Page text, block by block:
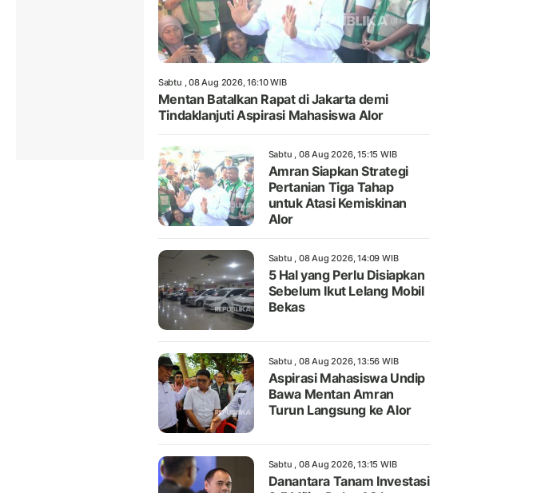
Sabtu , 08 Aug 2026, 16:10 WIB
Mentan Batalkan Rapat di Jakarta demi
Tindaklanjuti Aspirasi Mahasiswa Alor
Sabtu , 08 Aug 2026, 15:15 WIB
Amran Siapkan Strategi
Pertanian Tiga Tahap
untuk Atasi Kemiskinan
Alor
Sabtu , 08 Aug 2026, 14:09 WIB
5 Hal yang Perlu Disiapkan
Sebelum Ikut Lelang Mobil
Bekas
Sabtu , 08 Aug 2026, 13:56 WIB
Aspirasi Mahasiswa Undip
Bawa Mentan Amran
Turun Langsung ke Alor
Sabtu , 08 Aug 2026, 13:15 WIB
Danantara Tanam Investasi